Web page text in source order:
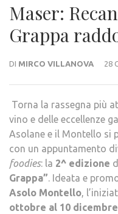
Maser:
Grappa
DI MIRCO VILLANOVA 28
Torna la rassegna più
vino e delle eccellenze
Asolane e il Montello si
con un appuntamento
foodies: la 2^ edizione
Grappa”. Ideata e
Asolo Montello,
ottobre al 10 dicembre